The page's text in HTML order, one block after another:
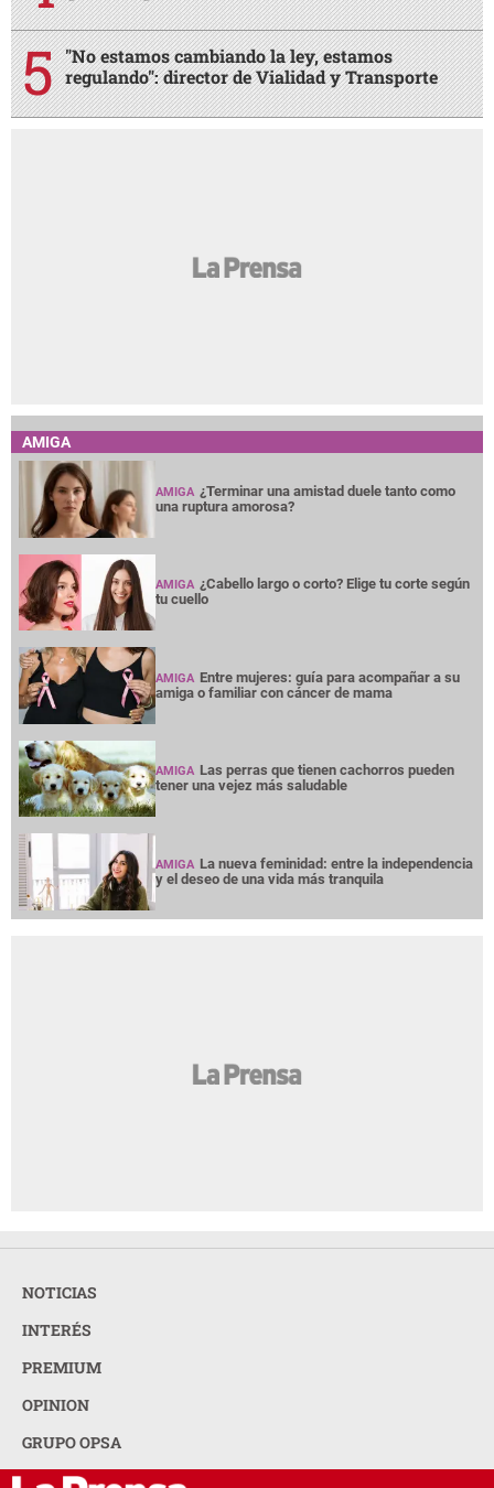
"No estamos cambiando la ley, estamos
regulando": director de Vialidad y Transporte
AMIGA
AMIGA ¿Terminar una amistad duele tanto como
una ruptura amorosa?
AMIGA ¿Cabello largo o corto? Elige tu corte según
tu cuello
AMIGA Entre mujeres: guía para acompañar a su
amiga o familiar con cáncer de mama
AMIGA Las perras que tienen cachorros pueden
tener una vejez más saludable
AMIGA La nueva feminidad: entre la independencia
y el deseo de una vida más tranquila
NOTICIAS
INTERÉS
PREMIUM
OPINION
GRUPO OPSA